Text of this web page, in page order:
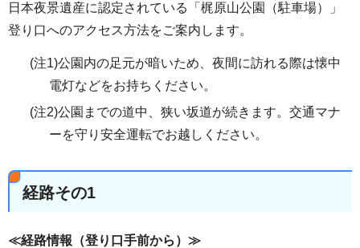
日本夜景遺産に認定されている「梶原山公園（駐車場）」
登り口へのアクセス方法をご案内します。
(注1)公園内の足元が暗いため、夜間に訪れる際は懐中
電灯などをお持ちください。
(注2)公園までの道中、狭い坂道が続きます。交通マナ
ーを守り安全運転でお越しください。
経路その1
≪経路情報（登り口手前から）≫